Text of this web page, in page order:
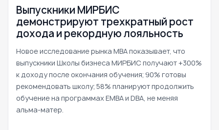
Выпускники МИРБИС
демонстрируют трехкратный рост
дохода и рекордную лояльность
Новое исследование рынка MBA показывает, что
выпускники Школы бизнеса МИРБИС получают +300%
к доходу после окончания обучения; 90% готовы
рекомендовать школу; 58% планируют продолжить
обучение на программах EMBA и DBA, не меняя
альма-матер.